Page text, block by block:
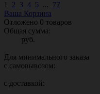
1 2 3 4 5 ... 77
Ваша Корзина
Отложено 0 товаров
Общая сумма:
руб.
Для минимального заказа
с самовывозом:
с доставкой: